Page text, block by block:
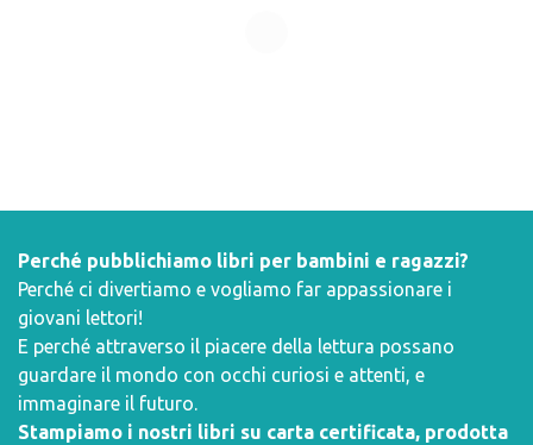
Perché pubblichiamo libri per bambini e ragazzi?
Perché ci divertiamo e vogliamo far appassionare i
giovani lettori!
E perché attraverso il piacere della lettura possano
guardare il mondo con occhi curiosi e attenti, e
immaginare il futuro.
Stampiamo i nostri libri su carta certificata, prodotta